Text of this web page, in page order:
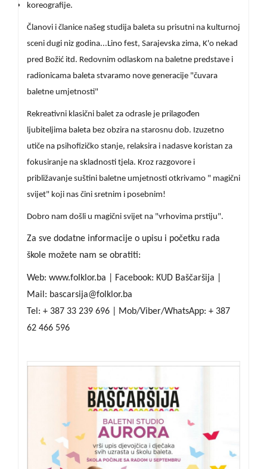
koreografije.
Članovi i članice našeg studija baleta su prisutni na kulturnoj
sceni dugi niz godina...Lino fest, Sarajevska zima, K'o nekad
pred Božić itd. Redovnim odlaskom na baletne predstave i
radionicama baleta stvaramo nove generacije "čuvara
baletne umjetnosti"
Rekreativni klasični balet za odrasle je prilagođen
ljubiteljima baleta bez obzira na starosnu dob. Izuzetno
utiče na psihofizičko stanje, relaksira i nadasve koristan za
fokusiranje na skladnosti tjela. Kroz razgovore i
približavanje suštini baletne umjetnosti otkrivamo " magični
svijet" koji nas čini sretnim i posebnim!
Dobro nam došli u magični svijet na "vrhovima prstiju".
Za sve dodatne informacije o upisu i početku rada
škole možete nam se obratiti:
Web: www.folklor.ba | Facebook: KUD Baščaršija |
Mail: bascarsija@folklor.ba
Tel: + 387 33 239 696 | Mob/Viber/WhatsApp: + 387
62 466 596